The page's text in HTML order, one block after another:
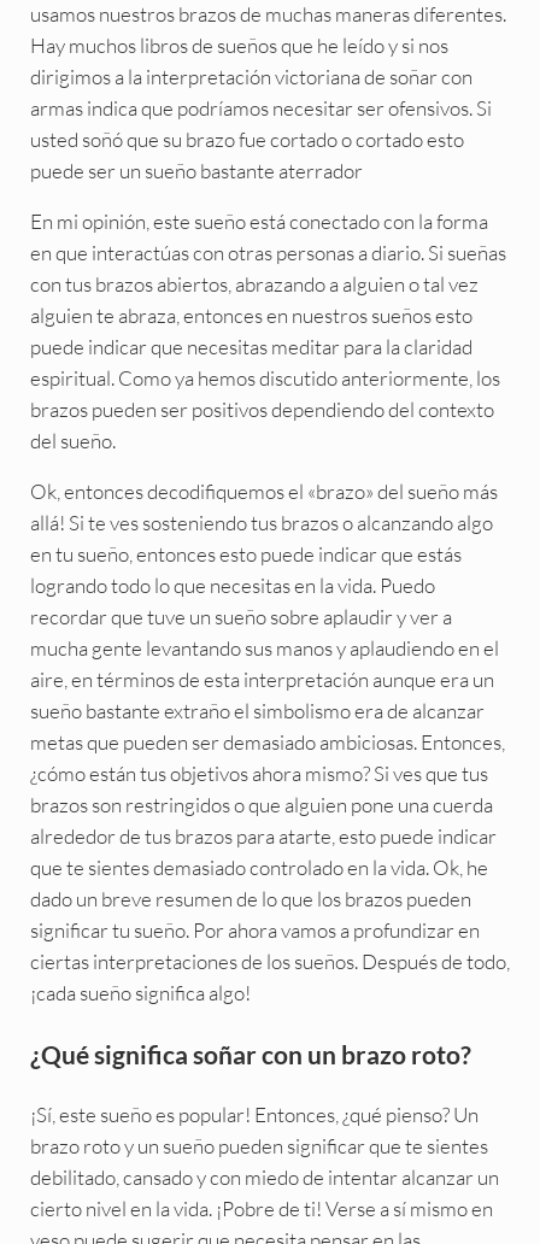
usamos nuestros brazos de muchas maneras diferentes.
Hay muchos libros de sueños que he leído y si nos
dirigimos a la interpretación victoriana de soñar con
armas indica que podríamos necesitar ser ofensivos. Si
usted soñó que su brazo fue cortado o cortado esto
puede ser un sueño bastante aterrador
En mi opinión, este sueño está conectado con la forma
en que interactúas con otras personas a diario. Si sueñas
con tus brazos abiertos, abrazando a alguien o tal vez
alguien te abraza, entonces en nuestros sueños esto
puede indicar que necesitas meditar para la claridad
espiritual. Como ya hemos discutido anteriormente, los
brazos pueden ser positivos dependiendo del contexto
del sueño.
Ok, entonces decodifiquemos el «brazo» del sueño más
allá! Si te ves sosteniendo tus brazos o alcanzando algo
en tu sueño, entonces esto puede indicar que estás
logrando todo lo que necesitas en la vida. Puedo
recordar que tuve un sueño sobre aplaudir y ver a
mucha gente levantando sus manos y aplaudiendo en el
aire, en términos de esta interpretación aunque era un
sueño bastante extraño el simbolismo era de alcanzar
metas que pueden ser demasiado ambiciosas. Entonces,
¿cómo están tus objetivos ahora mismo? Si ves que tus
brazos son restringidos o que alguien pone una cuerda
alrededor de tus brazos para atarte, esto puede indicar
que te sientes demasiado controlado en la vida. Ok, he
dado un breve resumen de lo que los brazos pueden
significar tu sueño. Por ahora vamos a profundizar en
ciertas interpretaciones de los sueños. Después de todo,
¡cada sueño significa algo!
¿Qué significa soñar con un brazo roto?
¡Sí, este sueño es popular! Entonces, ¿qué pienso? Un
brazo roto y un sueño pueden significar que te sientes
debilitado, cansado y con miedo de intentar alcanzar un
cierto nivel en la vida. ¡Pobre de ti! Verse a sí mismo en